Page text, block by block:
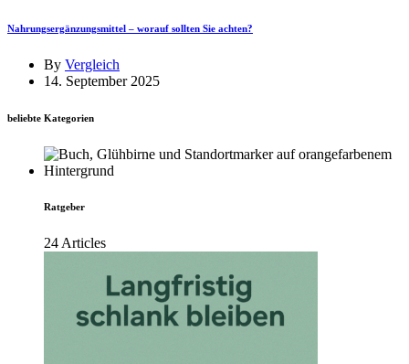
Nahrungsergänzungsmittel – worauf sollten Sie achten?
By Vergleich
14. September 2025
beliebte Kategorien
Ratgeber
24 Articles